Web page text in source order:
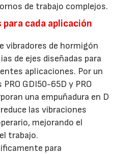
de trabajo complejos.
cada aplicación
vibradores de hormigón
de ejes diseñadas para
aplicaciones. Por un
GDI50-65D y PRO
una empuñadura en D
las vibraciones
mejorando el
trabajo.
para